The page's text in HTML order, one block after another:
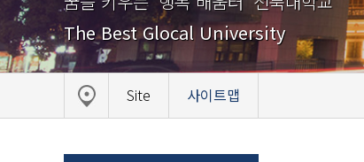
The Best Glocal University
Site 사이트맵